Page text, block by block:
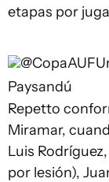
etapas por
Paysandú
Repetto
Miramar,
Luis
por lesión),